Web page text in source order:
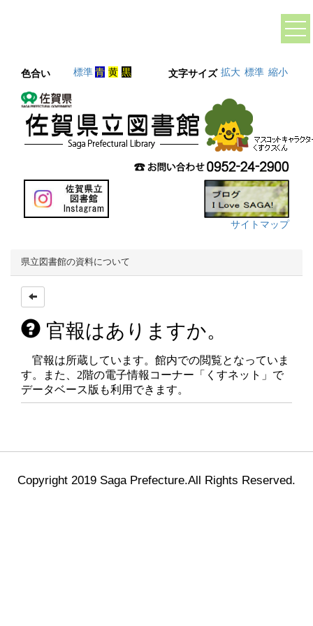
色合い 標準青 黄 黒 文字サイズ 拡大 標準 縮小
サイトマップ
県立図書館の資料について
官報はありますか。
官報は所蔵しています。館内での閲覧となっていま
す。また、2階の電子情報コーナー「くすネット」で
データベース版も利用できます。
Copyright 2019 Saga Prefecture.All Rights Reserved.